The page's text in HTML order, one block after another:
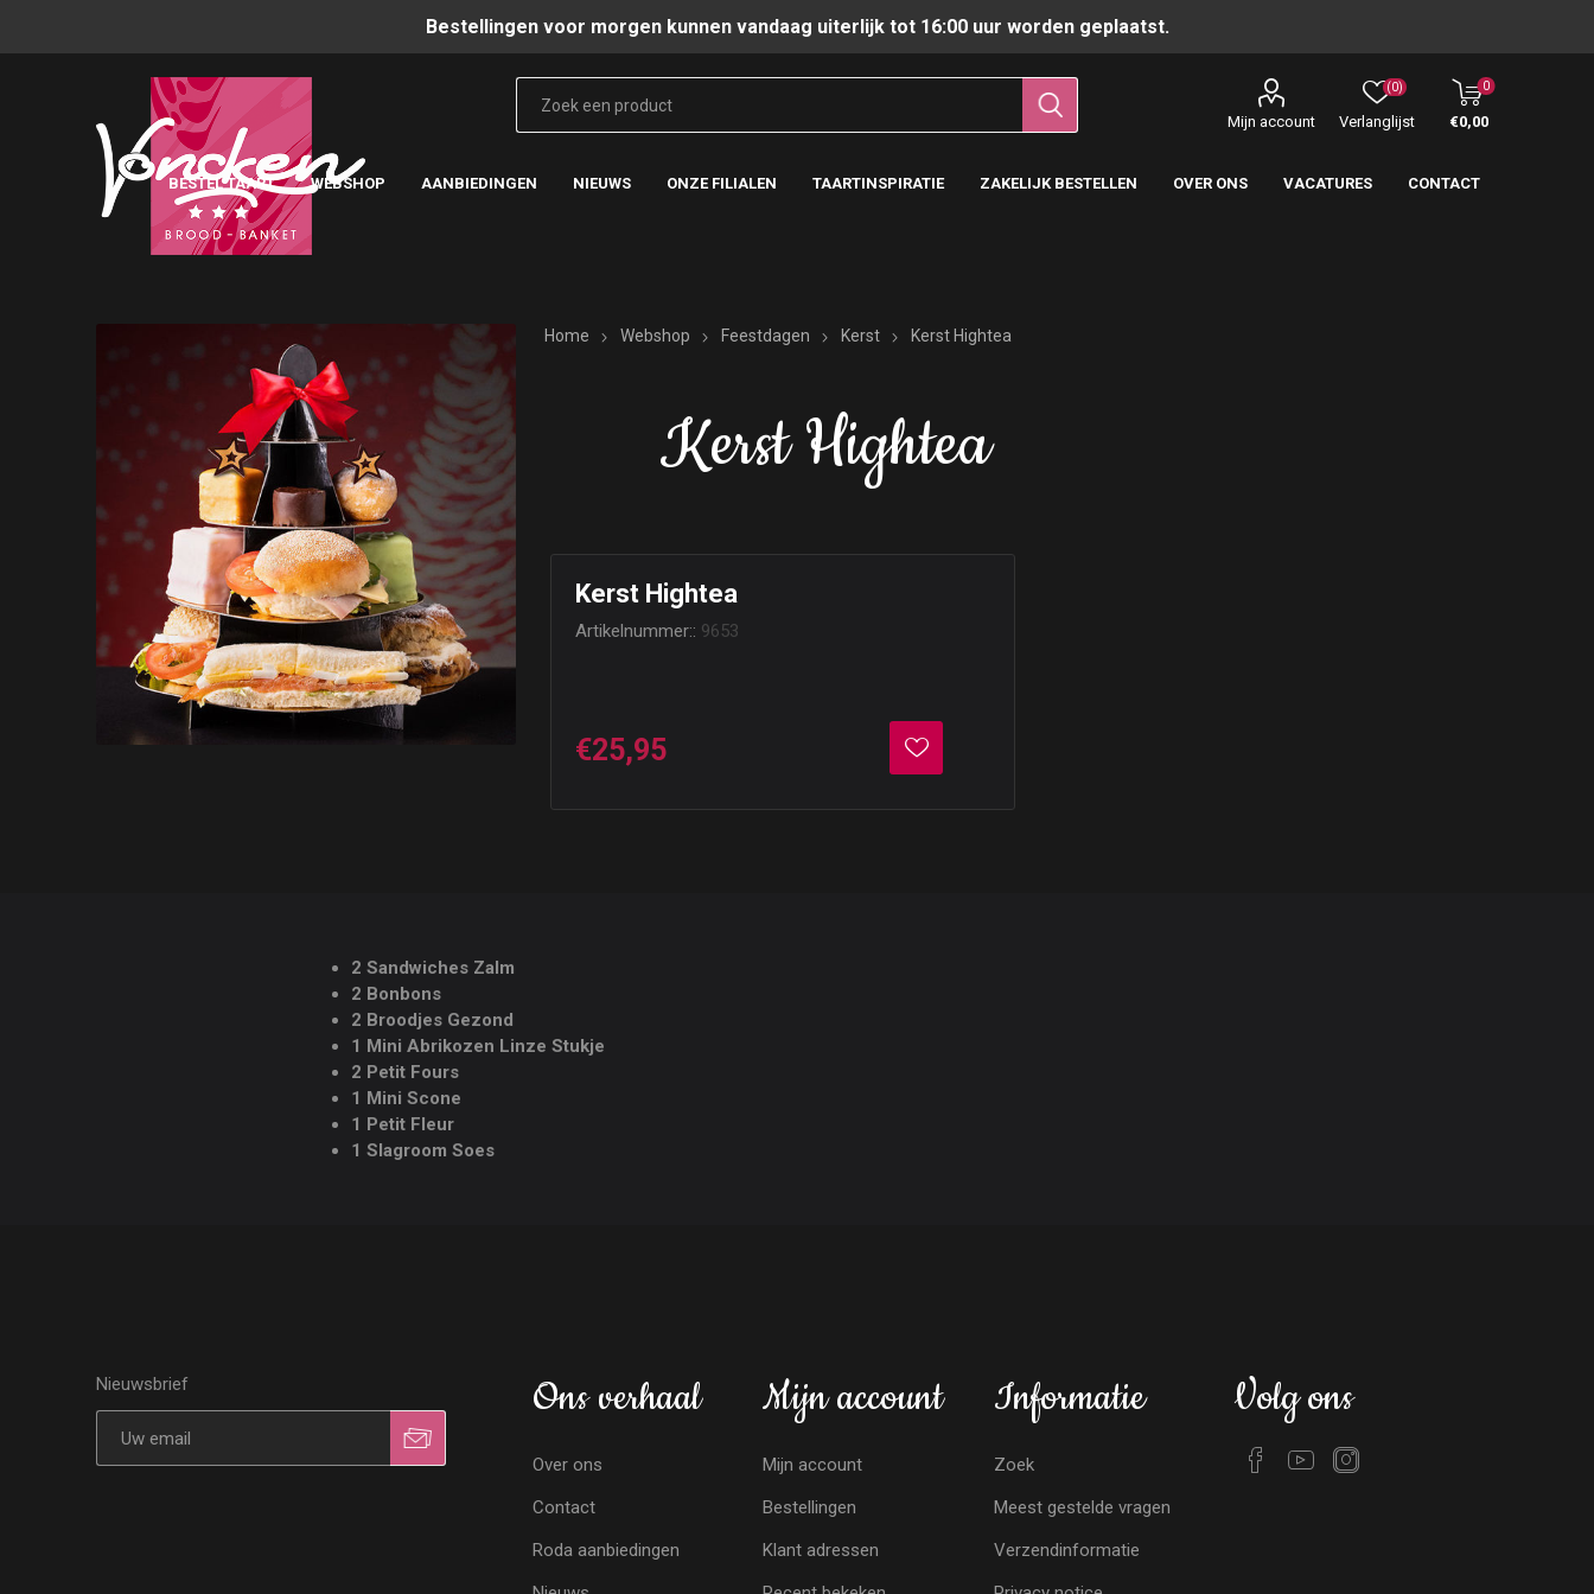
Bestellingen voor morgen kunnen vandaag uiterlijk tot 16:00 uur worden geplaatst.
Mijn account Verlanglijst
(0) 0
€0,00
BESTEL TAART WEBSHOP AANBIEDINGEN NIEUWS ONZE FILIALEN TAARTINSPIRATIE ZAKELIJK BESTELLEN OVER ONS VACATURES CONTACT
Home Webshop Feestdagen Kerst Kerst Hightea
Kerst Hightea
Kerst Hightea
Artikelnummer:: 9653
€25,95
2 Sandwiches Zalm
2 Bonbons
2 Broodjes Gezond
1 Mini Abrikozen Linze Stukje
2 Petit Fours
1 Mini Scone
1 Petit Fleur
1 Slagroom Soes
Nieuwsbrief Ons verhaal
Over ons
Contact
Roda aanbiedingen
Mijn account
Mijn account
Bestellingen
Klant adressen
Informatie
Zoek
Meest gestelde vragen
Verzendinformatie
Volg ons